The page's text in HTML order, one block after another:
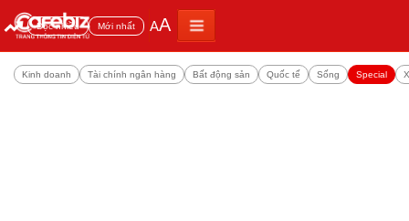
Đọc nhiều Mới nhất AA
Kinh doanh Tài chính ngân hàng Bất động sản Quốc tế Sống Special